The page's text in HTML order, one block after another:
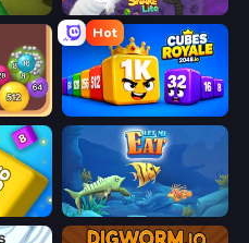
Snake Lite
Hot
Cubes 2048 Royale
Let Me Eat: Big Fish Eat Smaller